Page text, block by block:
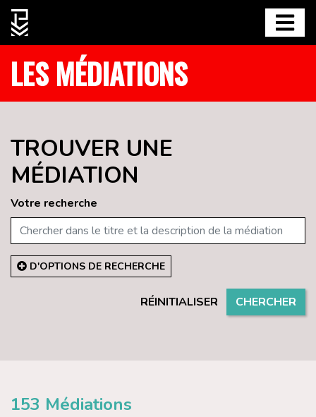
LES MÉDIATIONS
TROUVER UNE
MÉDIATION
Votre recherche
D'OPTIONS DE RECHERCHE
RÉINITIALISER
153 Médiations